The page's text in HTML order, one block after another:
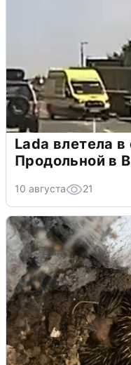
Lada влетела
Продольной в
10 августа 21